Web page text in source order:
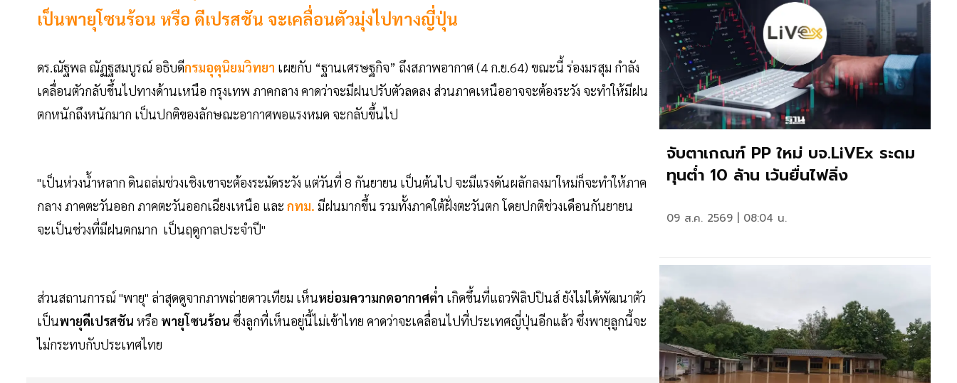
เป็นพายุโซนร้อน หรือ ดีเปรสชัน จะเคลื่อนตัวมุ่งไปทางญี่ปุ่น
ดร.ณัฐพล ณัฏฐสมบูรณ์ อธิบดีกรมอุตุนิยมวิทยา เผยกับ “ฐานเศรษฐกิจ” ถึงสภาพอากาศ (4 ก.ย.64) ขณะนี้ ร่องมรสุม กำลัง
เคลื่อนตัวกลับขึ้นไปทางด้านเหนือ กรุงเทพ ภาคกลาง คาดว่าจะมีฝนปรับตัวลดลง ส่วนภาคเหนืออาจจะต้องระวัง จะทำให้มีฝน
ตกหนักถึงหนักมาก เป็นปกติของลักษณะอากาศพอแรงหมด จะกลับขึ้นไป
"เป็นห่วงน้ำหลาก ดินถล่มช่วงเชิงเขาจะต้องระมัดระวัง แต่วันที่ 8 กันยายน เป็นต้นไป จะมีแรงดันผลักลงมาใหม่ก็จะทำให้ภาค
กลาง ภาคตะวันออก ภาคตะวันออกเฉียงเหนือ และ กทม. มีฝนมากขึ้น รวมทั้งภาคใต้ฝั่งตะวันตก โดยปกติช่วงเดือนกันยายน
จะเป็นช่วงที่มีฝนตกมาก เป็นฤดูกาลประจำปี"
ส่วนสถานการณ์ "พายุ" ล่าสุดดูจากภาพถ่ายดาวเทียม เห็นหย่อมความกดอากาศต่ำ เกิดขึ้นที่แถวฟิลิปปินส์ ยังไม่ได้พัฒนาตัว
เป็นพายุดีเปรสชัน หรือ พายุโซนร้อน ซึ่งลูกที่เห็นอยู่นี้ไม่เข้าไทย คาดว่าจะเคลื่อนไปที่ประเทศญี่ปุ่นอีกแล้ว ซึ่งพายุลูกนี้จะ
ไม่กระทบกับประเทศไทย
จับตาเกณฑ์ PP ใหม่ บจ.LiVEx ระดม
ทุนต่ำ 10 ล้าน เว้นยื่นไฟลิ่ง
09 ส.ค. 2569 | 08:04 น.